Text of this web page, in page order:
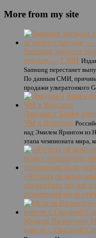
More from my site
Samsung закрыла
продаж — СМИ
Samsung перестанет
По данным СМИ, причина
продажи ультратонкого
Дзюдоист Блиев
ЧМ в Венгрии
над Эмилем Ярингом из
этапа чемпионата мира,
«Я стала ей
превратить друзей
отношения из-за
Модель Валентину
вместе с Оксаной